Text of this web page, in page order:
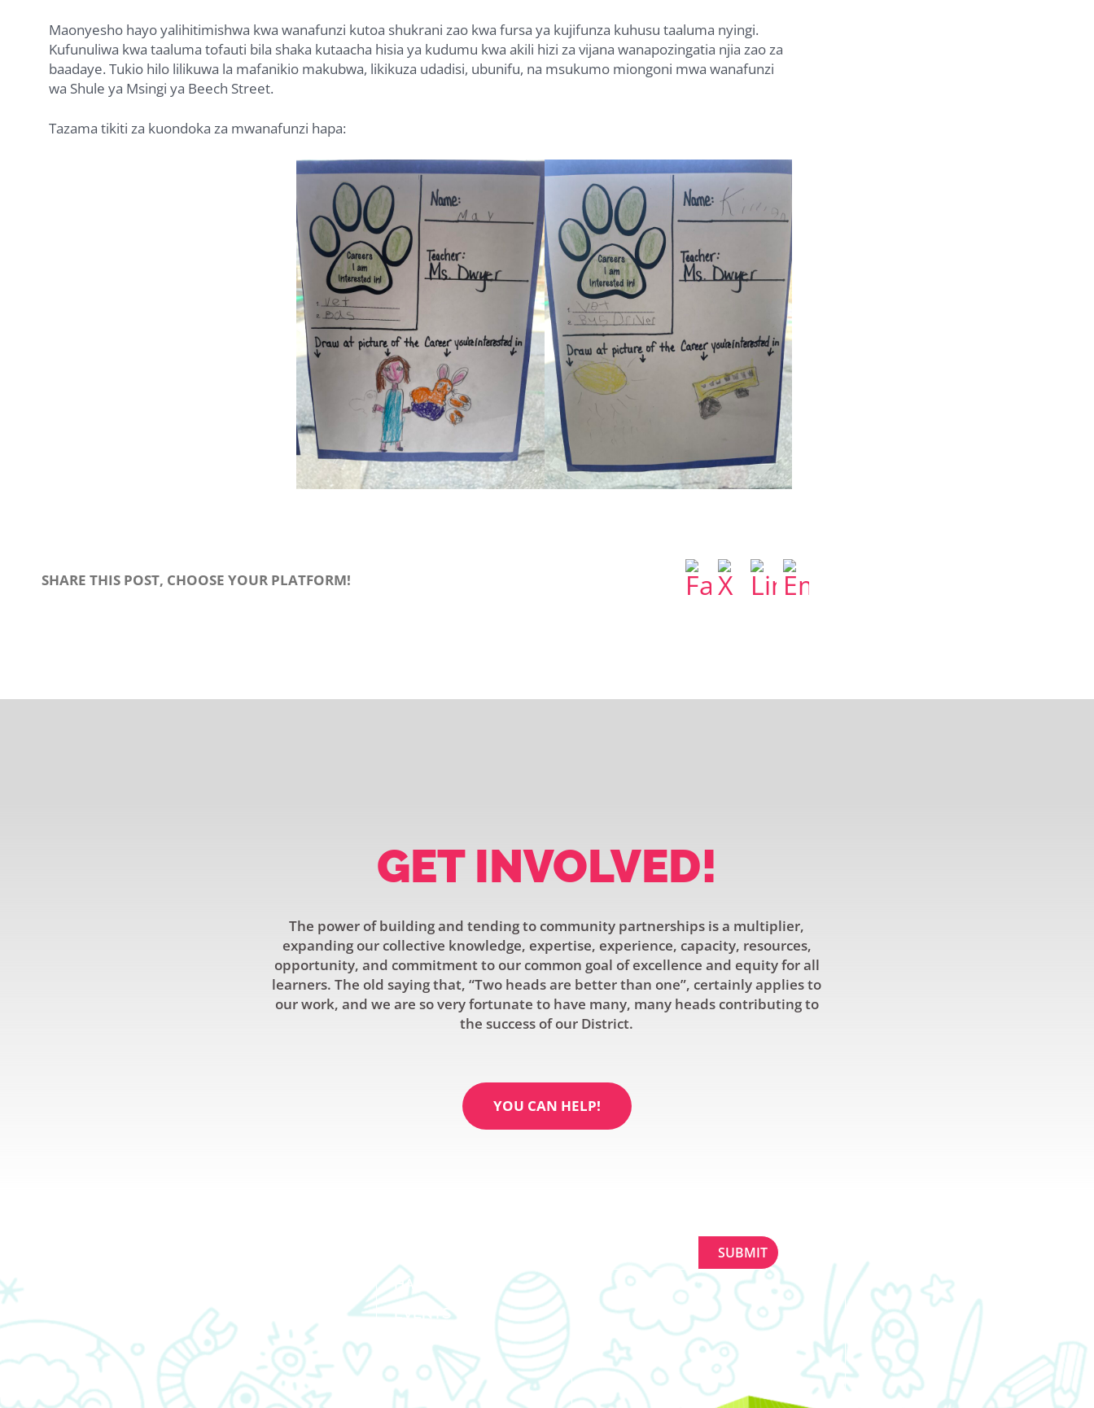
Maonyesho hayo yalihitimishwa kwa wanafunzi kutoa shukrani zao kwa fursa ya kujifunza kuhusu taaluma nyingi.
Kufunuliwa kwa taaluma tofauti bila shaka kutaacha hisia ya kudumu kwa akili hizi za vijana wanapozingatia njia zao za
baadaye. Tukio hilo lilikuwa la mafanikio makubwa, likikuza udadisi, ubunifu, na msukumo miongoni mwa wanafunzi
wa Shule ya Msingi ya Beech Street.
Tazama tikiti za kuondoka za mwanafunzi hapa:
SHARE THIS POST, CHOOSE YOUR PLATFORM!
GET INVOLVED!
The power of building and tending to community partnerships is a multiplier,
expanding our collective knowledge, expertise, experience, capacity, resources,
opportunity, and commitment to our common goal of excellence and equity for all
learners. The old saying that, “Two heads are better than one”, certainly applies to
our work, and we are so very fortunate to have many, many heads contributing to
the success of our District.
YOU CAN HELP!
HABARI
EVENTS
Constant
Contact
Use.
leave
this
blank.